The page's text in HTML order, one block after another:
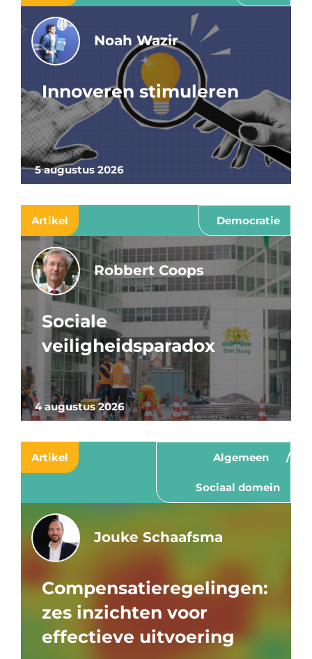
5 augustus 2026
Noah Wazir
Innoveren stimuleren
Artikel Democratie
4 augustus 2026
Robbert Coops
Sociale
veiligheidsparadox
Artikel Algemeen
Sociaal domein
Jouke Schaafsma
Compensatieregelingen:
zes inzichten voor
effectieve uitvoering